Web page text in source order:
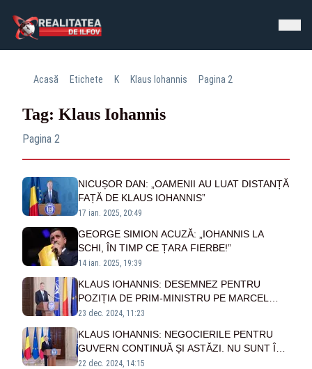
Acasă Etichete K Klaus Iohannis Pagina 2
Tag: Klaus Iohannis
Pagina 2
NICUȘOR DAN: „OAMENII AU LUAT DISTANȚĂ
FAȚĂ DE KLAUS IOHANNIS”
17 ian. 2025, 20:49
GEORGE SIMION ACUZĂ: „IOHANNIS LA
SCHI, ÎN TIMP CE ȚARA FIERBE!”
14 ian. 2025, 19:39
KLAUS IOHANNIS: DESEMNEZ PENTRU
POZIȚIA DE PRIM-MINISTRU PE MARCEL
CIOLACU
23 dec. 2024, 11:23
KLAUS IOHANNIS: NEGOCIERILE PENTRU
GUVERN CONTINUĂ ȘI ASTĂZI. NU SUNT ÎN
MĂSURĂ ACUM SĂ ANUNȚ PREMIERUL
22 dec. 2024, 14:15